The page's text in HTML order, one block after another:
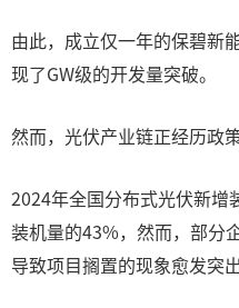
由此，成立仅一年的保碧新
现了GW级的开发量突破。
然而，光伏产业链正经历政
2024年全国分布式光伏新增
装机量的43%，然而，部分
导致项目搁置的现象愈发突出